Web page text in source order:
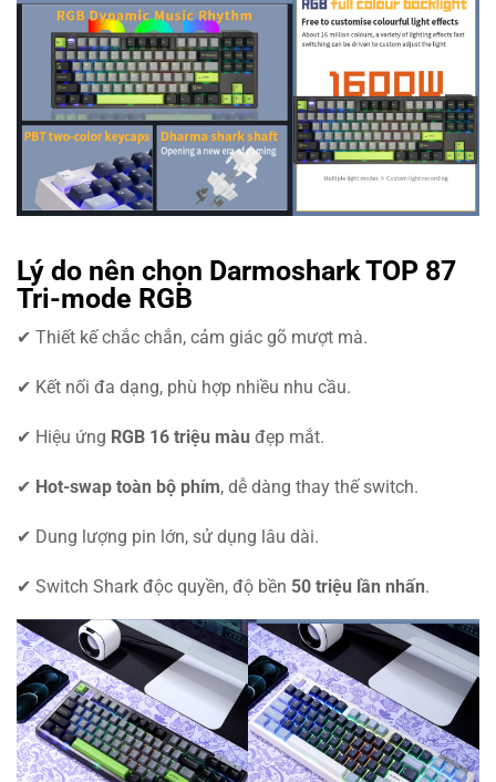
Lý do nên chọn Darmoshark TOP 87
Tri-mode RGB
✔ Thiết kế chắc chắn, cảm giác gõ mượt mà.
✔ Kết nối đa dạng, phù hợp nhiều nhu cầu.
✔ Hiệu ứng RGB 16 triệu màu đẹp mắt.
✔ Hot-swap toàn bộ phím, dễ dàng thay thế switch.
✔ Dung lượng pin lớn, sử dụng lâu dài.
✔ Switch Shark độc quyền, độ bền 50 triệu lần nhấn.